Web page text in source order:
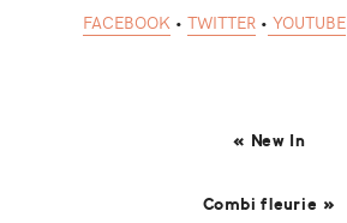
FACEBOOK • TWITTER • YOUTUBE
« New In
Combi fleurie »